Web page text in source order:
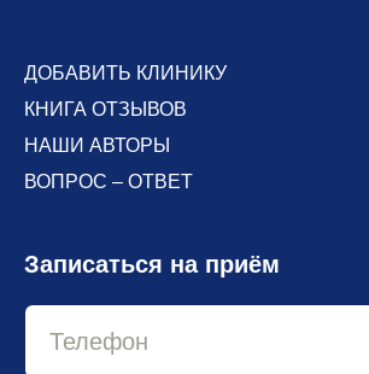
ДОБАВИТЬ КЛИНИКУ
КНИГА ОТЗЫВОВ
НАШИ АВТОРЫ
ВОПРОС – ОТВЕТ
Записаться на приём